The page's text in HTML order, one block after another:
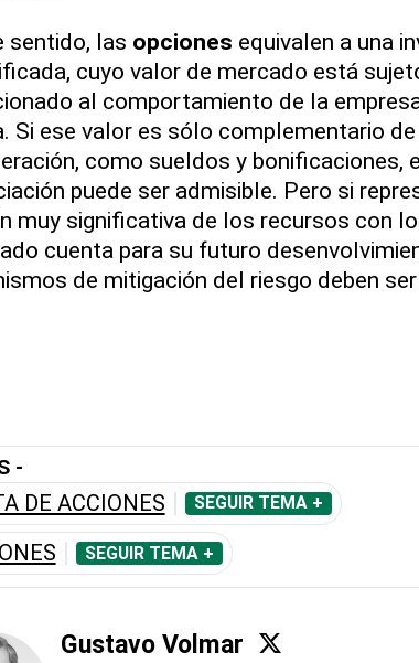
sentido, las opciones equivalen a una
cuyo valor de mercado está
al comportamiento de la
Si ese valor es sólo complementario
como sueldos y bonificaciones,
puede ser admisible. Pero si
muy significativa de los recursos con
cuenta para su futuro
de mitigación del riesgo deben
-
DE ACCIONES SEGUIR TEMA +
SEGUIR TEMA +
Gustavo Volmar